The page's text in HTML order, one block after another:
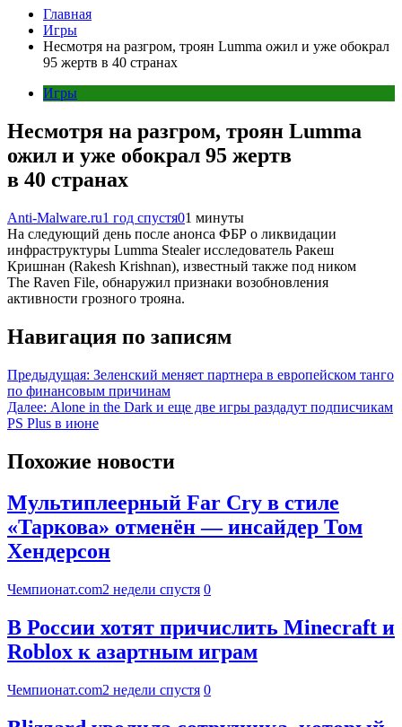
Главная
Игры
Несмотря на разгром, троян Lumma ожил и уже обокрал
95 жертв в 40 странах
Игры
Несмотря на разгром, троян Lumma
ожил и уже обокрал 95 жертв
в 40 странах
Anti-Malware.ru1 год спустя01 минуты
На следующий день после анонса ФБР о ликвидации
инфраструктуры Lumma Stealer исследователь Ракеш
Кришнан (Rakesh Krishnan), известный также под ником
The Raven File, обнаружил признаки возобновления
активности грозного трояна.
Навигация по записям
Предыдущая: Зеленский меняет партнера в европейском танго
по финансовым причинам
Далее: Alone in the Dark и еще две игры раздадут подписчикам
PS Plus в июне
Похожие новости
Мультиплеерный Far Cry в стиле
«Таркова» отменён — инсайдер Том
Хендерсон
Чемпионат.com2 недели спустя 0
В России хотят причислить Minecraft и
Roblox к азартным играм
Чемпионат.com2 недели спустя 0